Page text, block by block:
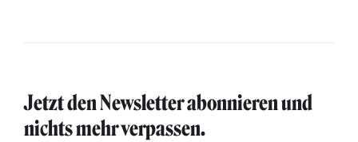
Jetzt den Newsletter abonnieren und
nichts mehr verpassen.